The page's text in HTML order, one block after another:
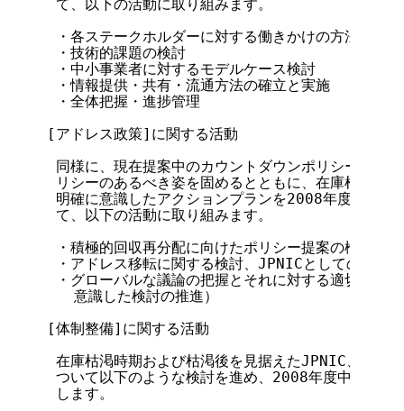
  て、以下の活動に取り組みます。
・各ステークホルダーに対する働きかけの方法論検
  ・技術的課題の検討
  ・中小事業者に対するモデルケース検討
  ・情報提供・共有・流通方法の確立と実施
  ・全体把握・進捗管理
[アドレス政策]に関する活動
同様に、現在提案中のカウントダウンポリシーの成
リシーのあるべき姿を固めるとともに、在庫枯渇時
明確に意識したアクションプランを2008年度末まで
  て、以下の活動に取り組みます。
・積極的回収再分配に向けたポリシー提案の検討と
・アドレス移転に関する検討、JPNICとしての姿勢
・グローバルな議論の把握とそれに対する適切な対
    意識した検討の推進）
[体制整備]に関する活動
在庫枯渇時期および枯渇後を見据えたJPNIC、特に
ついて以下のような検討を進め、2008年度中での整
  します。